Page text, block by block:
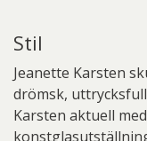
Stil
Jeanette Karsten
drömsk,
Karsten aktuell